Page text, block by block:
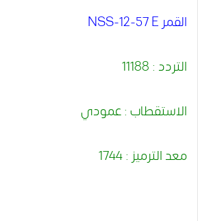
القمر NSS-12-57 E
التردد : 11188
الاستقطاب : عمودي
معد الترميز : 1744